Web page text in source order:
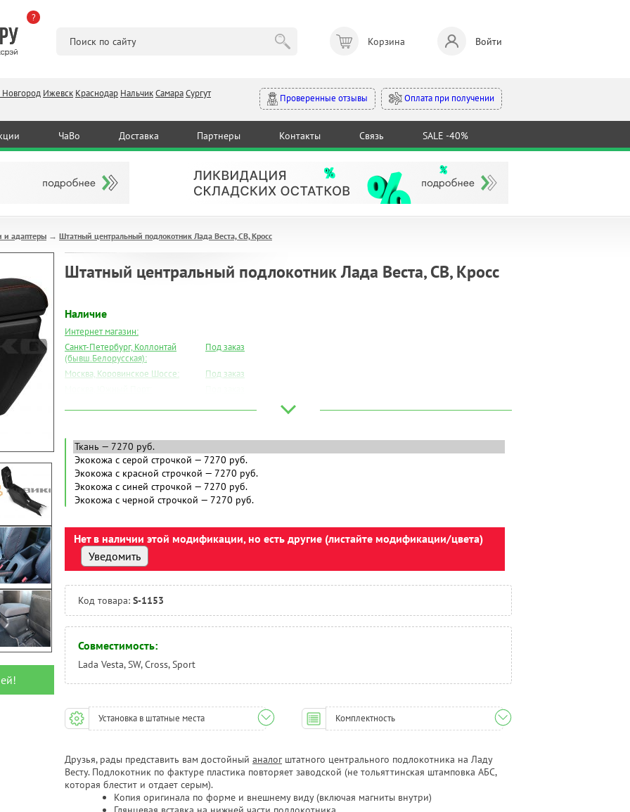
?
Корзина Войти
Ижевск Краснодар НальчикСамараСургут
Проверенные отзывы Оплата при получении
ЧаВо Доставка Партнеры Контакты Связь SALE -40%
и адаптеры → Штатный центральный подлокотник Лада Веста, СВ, Кросс
Штатный центральный подлокотник Лада Веста, СВ, Кросс
Наличие
Интернет магазин:
Санкт-Петербург, Коллонтай
(бывш.Белорусская):
Под заказ
Москва, Коровинское Шоссе:
Под заказ
Нальчик:
Самара:
Под заказ
Тверь:
Под заказ
Тюмень:
Под заказ
Челябинск:
Под заказ
Нет в наличии этой модификации, но есть другие (листайте модификации/цвета)
Уведомить
Код товара: S-1153
Совместимость:
Lada Vesta, SW, Cross, Sport
Установка в штатные места Комплектность
Друзья, рады представить вам достойный аналогштатного центрального подлокотника на Ладу
Весту. Подлокотник по фактуре пластика повторяет заводской (не тольяттинская штамповка АБС,
которая блестит и отдает серым).
Копия оригинала по форме и внешнему виду (включая магниты внутри)